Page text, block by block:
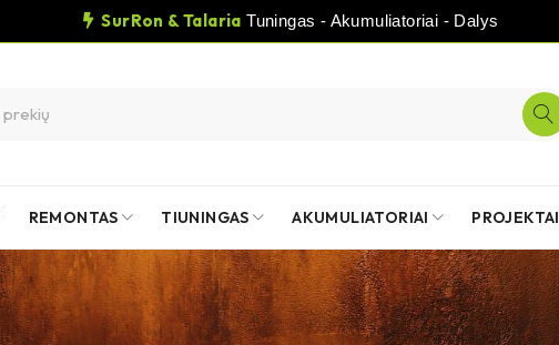
SurRon & Talaria Tuningas - Akumuliatoriai - Dalys
REMONTAS TIUNINGAS AKUMULIATORIAI PROJEKTAI